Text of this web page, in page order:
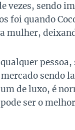
vezes, sendo
foi quando
mulher,
sendo
de luxo, é
ser o